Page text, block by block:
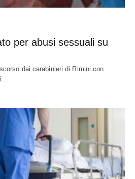
per abusi sessuali su
dai carabinieri di Rimini con